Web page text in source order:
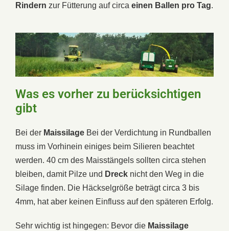
Rindern zur Fütterung auf circa einen Ballen pro Tag.
Was es vorher zu berücksichtigen
gibt
Bei der Maissilage Bei der Verdichtung in Rundballen
muss im Vorhinein einiges beim Silieren beachtet
werden. 40 cm des Maisstängels sollten circa stehen
bleiben, damit Pilze und Dreck nicht den Weg in die
Silage finden. Die Häckselgröße beträgt circa 3 bis
4mm, hat aber keinen Einfluss auf den späteren Erfolg.
Sehr wichtig ist hingegen: Bevor die Maissilage